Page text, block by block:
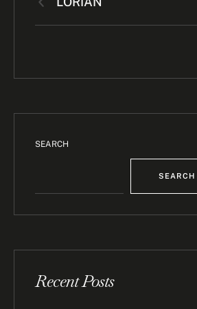
SEARCH
SEARCH
Recent Posts